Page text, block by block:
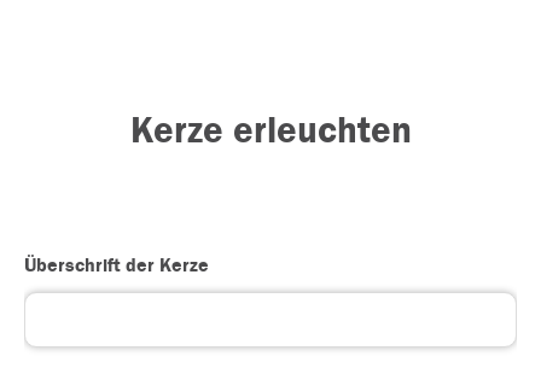
Kerze erleuchten
Überschrift der Kerze